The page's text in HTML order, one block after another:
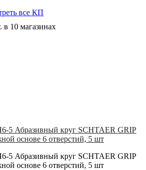
все КП
в 10 магазинах
5 Абразивный круг SCHTAER GRIP
основе 6 отверстий, 5 шт
5 Абразивный круг SCHTAER GRIP
основе 6 отверстий, 5 шт